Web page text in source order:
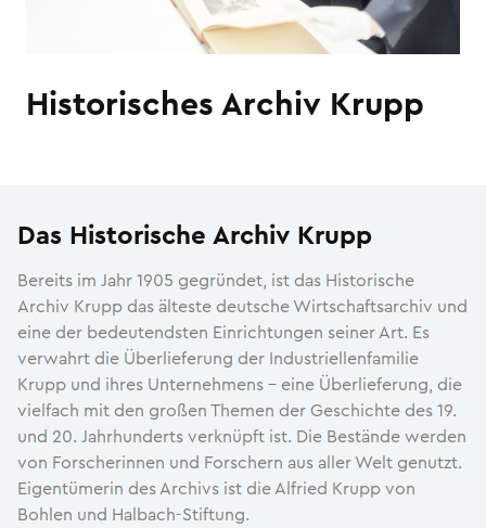
Historisches Archiv Krupp
Das Historische Archiv Krupp
Bereits im Jahr 1905 gegründet, ist das Historische
Archiv Krupp das älteste deutsche Wirtschaftsarchiv und
eine der bedeutendsten Einrich­tungen seiner Art. Es
verwahrt die Überlieferung der Indus­triellen­fami­lie
Krupp und ihres Unternehmens – eine Über­lieferung, die
vielfach mit den großen Themen der Geschichte des 19.
und 20. Jahr­hunderts ver­knüpft ist. Die Bestände werden
von Forscherinnen und Forschern aus aller Welt genutzt.
Eigentümerin des Archivs ist die Alfried Krupp von
Bohlen und Halbach-Stiftung.